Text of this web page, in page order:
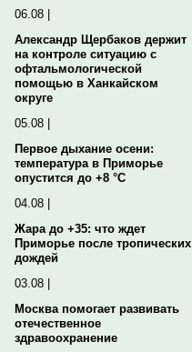
06.08 |
Александр Щербаков держит
на контроле ситуацию с
офтальмологической
помощью в Ханкайском
округе
05.08 |
Первое дыхание осени:
температура в Приморье
опустится до +8 °C
04.08 |
Жара до +35: что ждет
Приморье после тропических
дождей
03.08 |
Москва помогает развивать
отечественное
здравоохранение